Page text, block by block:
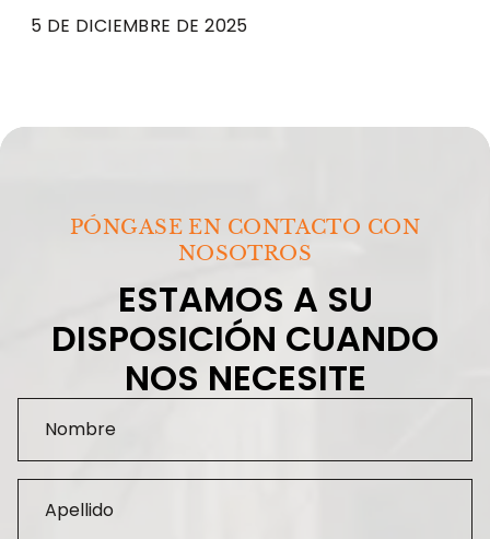
5 DE DICIEMBRE DE 2025
PÓNGASE EN CONTACTO CON
NOSOTROS
ESTAMOS A SU
DISPOSICIÓN CUANDO
NOS NECESITE